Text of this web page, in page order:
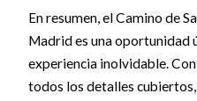
En resumen, el Camino de
Madrid es una oportunidad
experiencia inolvidable.
todos los detalles